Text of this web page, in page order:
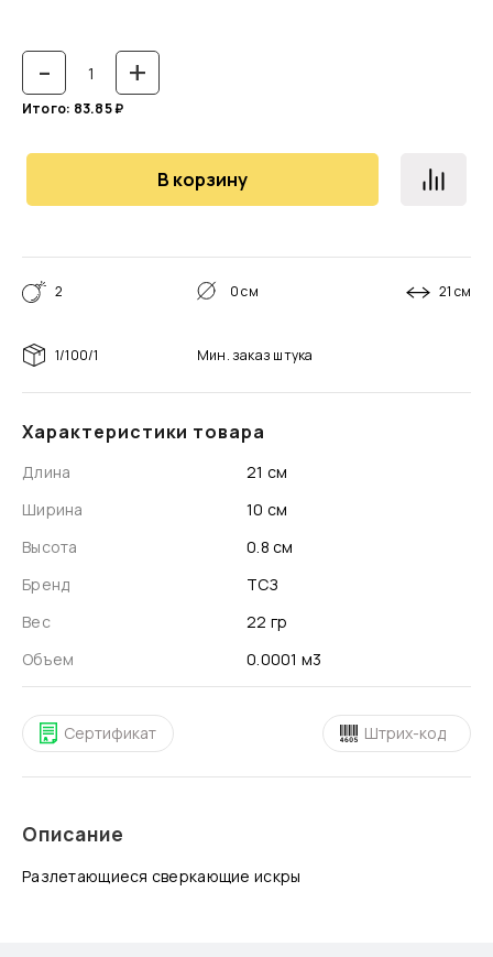
- +
Итого: 83.85₽
В корзину
Характеристики товара
Длина
21 см
Ширина
10 см
Высота
0.8 см
Бренд
ТСЗ
Вес
22 гр
Объем
0.0001 м3
2 0 см 21 см
1/100/1 Мин. заказ штука
Сертификат Штрих-код
Описание
Разлетающиеся сверкающие искры